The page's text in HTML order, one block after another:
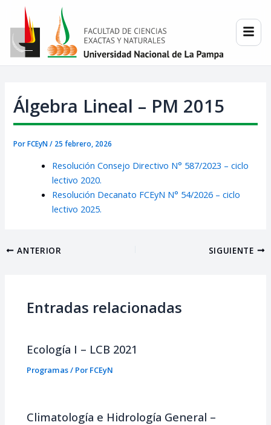
contenido
Álgebra Lineal – PM 2015
PorFCEyN/ 25 febrero, 2026
Resolución Consejo Directivo N° 587/2023 – ciclo
lectivo 2020.
Resolución Decanato FCEyN N° 54/2026 – ciclo
lectivo 2025.
navigation
ANTERIOR SIGUIENTE
Entradas relacionadas
Ecología I – LCB 2021
Programas/ PorFCEyN
Climatología e Hidrología General –